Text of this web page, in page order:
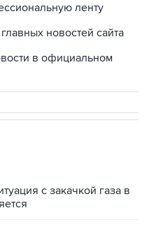
ленту
новостей сайта
в официальном
с закачкой газа в